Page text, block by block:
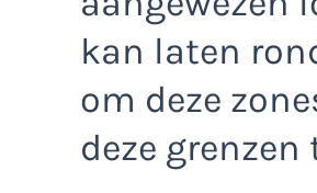
kan laten
om deze
deze